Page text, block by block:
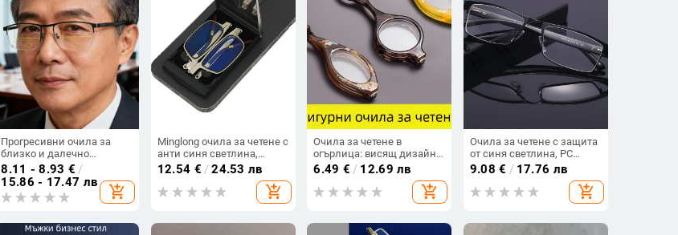
Прогресивни очила за
близко и далечно
виждане с анти-синя
светлина, читателски
очила за пресбиопия, за
мъже и жени, умно
8.11 - 8.93 € /
15.86 - 17.47 лв
add_shopping_cart
Minglong очила за четене с
анти синя светлина,
пълна метална рамка, PC
лещи
12.54 € /24.53 лв
add_shopping_cart
Очила за четене в
огърлица: висящ дизайн
на шията, сгъваеми,
кръгла рамка, лека
поликарбонатна рамка и
6.49 € / 12.69 лв
add_shopping_cart
Очила за четене с защита
от синя светлина, PC
лещи, метална рамка,
модел XM070, пълен
рамков дизайн
9.08 € / 17.76 лв
add_shopping_cart